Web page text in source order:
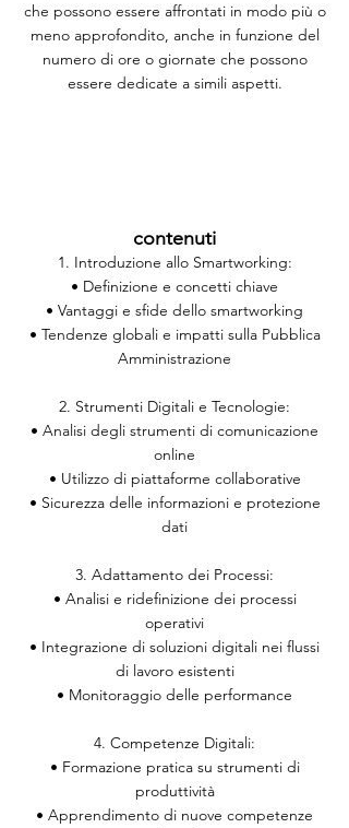
che possono essere affrontati in modo più o
meno approfondito, anche in funzione del
numero di ore o giornate che possono
essere dedicate a simili aspetti.
contenuti
1. Introduzione allo Smartworking:
• Definizione e concetti chiave
• Vantaggi e sfide dello smartworking
• Tendenze globali e impatti sulla Pubblica
Amministrazione
2. Strumenti Digitali e Tecnologie:
• Analisi degli strumenti di comunicazione
online
• Utilizzo di piattaforme collaborative
• Sicurezza delle informazioni e protezione
dati
3. Adattamento dei Processi:
• Analisi e ridefinizione dei processi
operativi
• Integrazione di soluzioni digitali nei flussi
di lavoro esistenti
• Monitoraggio delle performance
4. Competenze Digitali:
• Formazione pratica su strumenti di
produttività
• Apprendimento di nuove competenze